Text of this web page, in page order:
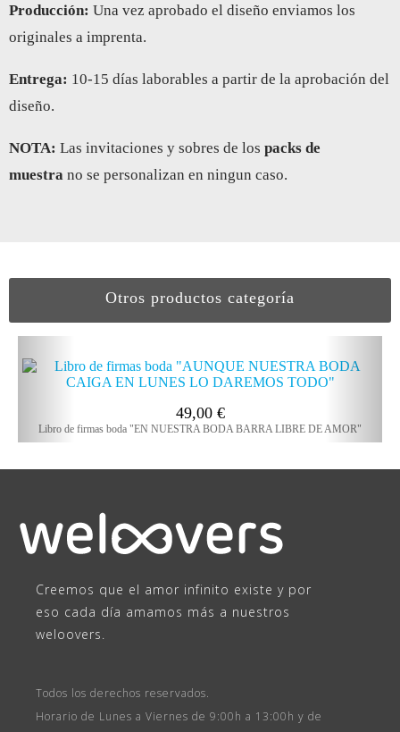
Producción: Una vez aprobado el diseño enviamos los
originales a imprenta.
Entrega: 10-15 días laborables a partir de la aprobación del
diseño.
NOTA: Las invitaciones y sobres de los packs de
muestra no se personalizan en ningun caso.
Otros productos categoría
49,00 €
Libro de firmas boda "EN NUESTRA BODA BARRA LIBRE DE AMOR"
Creemos que el amor infinito existe y por
eso cada día amamos más a nuestros
weloovers.
Todos los derechos reservados.
Horario de Lunes a Viernes de 9:00h a 13:00h y de